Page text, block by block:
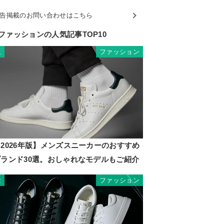
掲載のお問い合わせはこちら
ァッションの人気記事TOP10
ファッション
年版】メンズスニーカーのおすすめ
ンド30選。おしゃれなモデルもご紹介
ファッション